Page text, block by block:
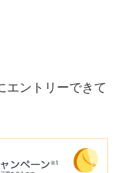
エントリーできて